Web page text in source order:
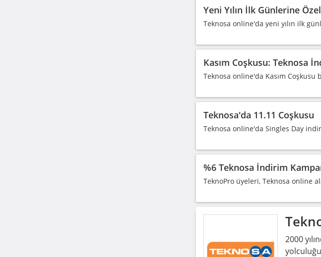
Yeni Yılın İlk Günlerine
Teknosa online'da yeni yılın ilk
Kasım Coşkusu: Teknosa
Teknosa online'da Kasım
Teknosa'da 11.11 Coşkusu
Teknosa online'da Singles Day
%6 Teknosa İndirim
TeknoPro üyeleri, Teknosa online
2000